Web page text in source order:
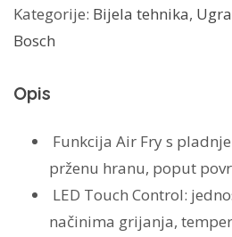
HRG532BB3
AirFry
Kategorije: Bijela tehnika,
Bosch
Opis
Funkcija Air Fry s
prženu hranu, poput
LED Touch Control:
načinima grijanja,